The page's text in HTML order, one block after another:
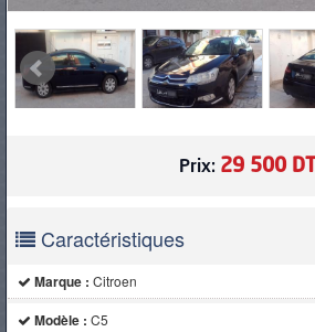
Prix: 29 500 DT
Caractéristiques
Marque : Citroen
Modèle : C5